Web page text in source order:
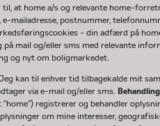
til, at home a/s og relevante home-
e-mailadresse, postnummer,
- din adfærd på
mail og/eller sms med relevante
og nyt om boligmarkedet.
kan til enhver tid tilbagekalde mit
via e-mail og/eller sms.
registrerer og behandler
om mine interesser,